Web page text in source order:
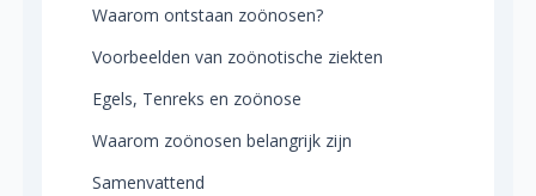
Waarom ontstaan ​​zoönosen?
Voorbeelden van zoönotische ziekten
Egels, Tenreks en zoönose
Waarom zoönosen belangrijk zijn
Samenvattend